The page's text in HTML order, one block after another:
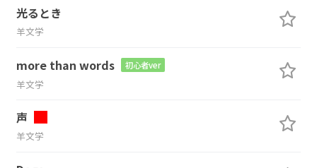
光るとき
羊文学
more than words 初心者ver
羊文学
声
羊文学